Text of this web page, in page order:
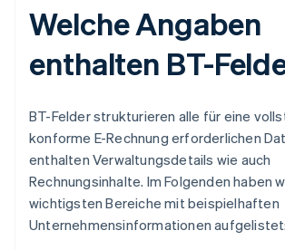
Welche Angaben
enthalten BT-
BT-Felder strukturieren alle für eine
konforme E-Rechnung erforderlichen
enthalten Verwaltungsdetails wie auch
Rechnungsinhalte. Im Folgenden haben
wichtigsten Bereiche mit beispielhaften
Unternehmensinformationen aufgelistet: